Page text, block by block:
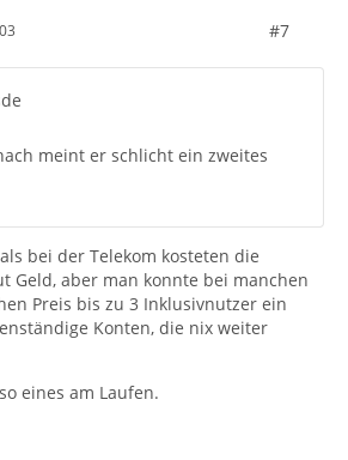
#7
meint er schlicht ein zweites
bei der Telekom kosteten die
Geld, aber man konnte bei manchen
Preis bis zu 3 Inklusivnutzer ein
Konten, die nix weiter
eines am Laufen.